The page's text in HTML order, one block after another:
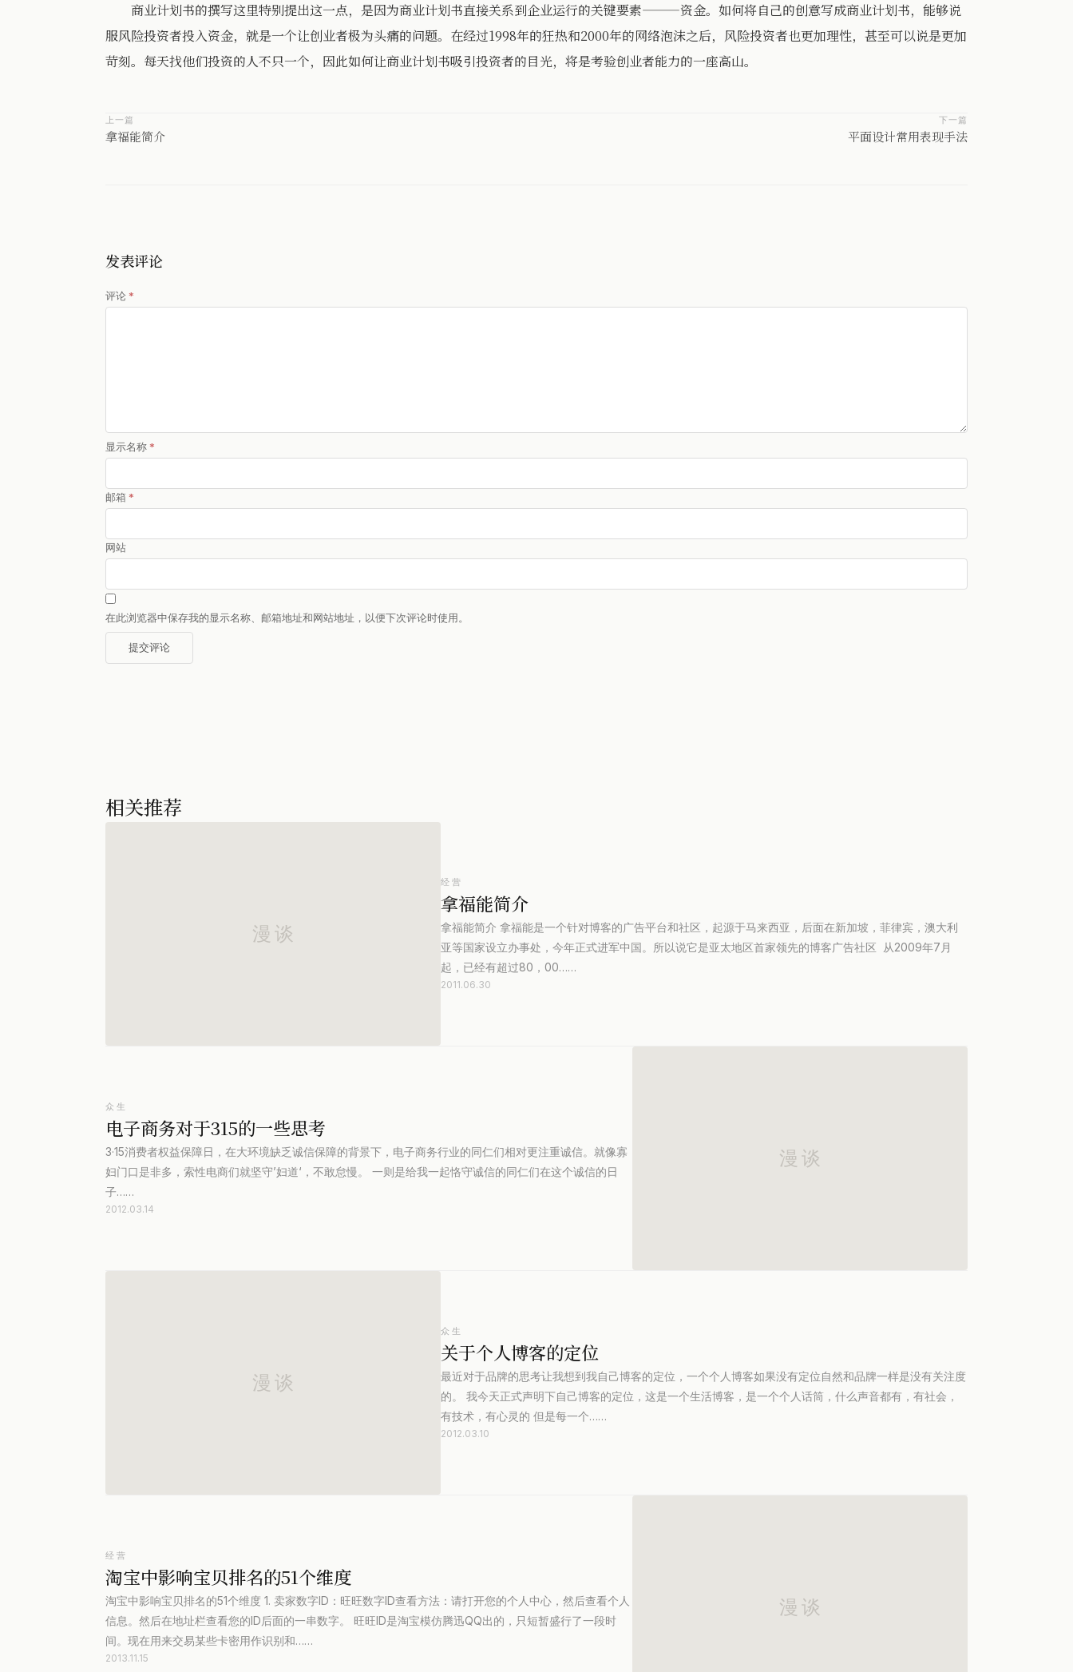
商业计划书的撰写这里特别提出这一点，是因为商业计划书直接关系到企业运行的关键要素———资金。如何将自己的创意写成商业计划书，能够说
服风险投资者投入资金，就是一个让创业者极为头痛的问题。在经过1998年的狂热和2000年的网络泡沫之后，风险投资者也更加理性，甚至可以说是更加
苛刻。每天找他们投资的人不只一个，因此如何让商业计划书吸引投资者的目光，将是考验创业者能力的一座高山。
上一篇
拿福能简介
下一篇
平面设计常用表现手法
发表评论
评论*
显示名称*
邮箱*
网站
在此浏览器中保存我的显示名称、邮箱地址和网站地址，以便下次评论时使用。
相关推荐
经营
拿福能简介
拿福能简介 拿福能是一个针对博客的广告平台和社区，起源于马来西亚，后面在新加坡，菲律宾，澳大利
亚等国家设立办事处，今年正式进军中国。所以说它是亚太地区首家领先的博客广告社区 从2009年7月
起，已经有超过80，00……
2011.06.30
众生
电子商务对于315的一些思考
3·15消费者权益保障日，在大环境缺乏诚信保障的背景下，电子商务行业的同仁们相对更注重诚信。就像寡
妇门口是非多，索性电商们就坚守’妇道‘，不敢怠慢。 一则是给我一起恪守诚信的同仁们在这个诚信的日
子……
2012.03.14
众生
关于个人博客的定位
最近对于品牌的思考让我想到我自己博客的定位，一个个人博客如果没有定位自然和品牌一样是没有关注度
的。 我今天正式声明下自己博客的定位，这是一个生活博客，是一个个人话筒，什么声音都有，有社会，
有技术，有心灵的 但是每一个……
2012.03.10
经营
淘宝中影响宝贝排名的51个维度
淘宝中影响宝贝排名的51个维度 1. 卖家数字ID：旺旺数字ID查看方法：请打开您的个人中心，然后查看个人
信息。然后在地址栏查看您的ID后面的一串数字。 旺旺ID是淘宝模仿腾迅QQ出的，只短暂盛行了一段时
间。现在用来交易某些卡密用作识别和……
2013.11.15